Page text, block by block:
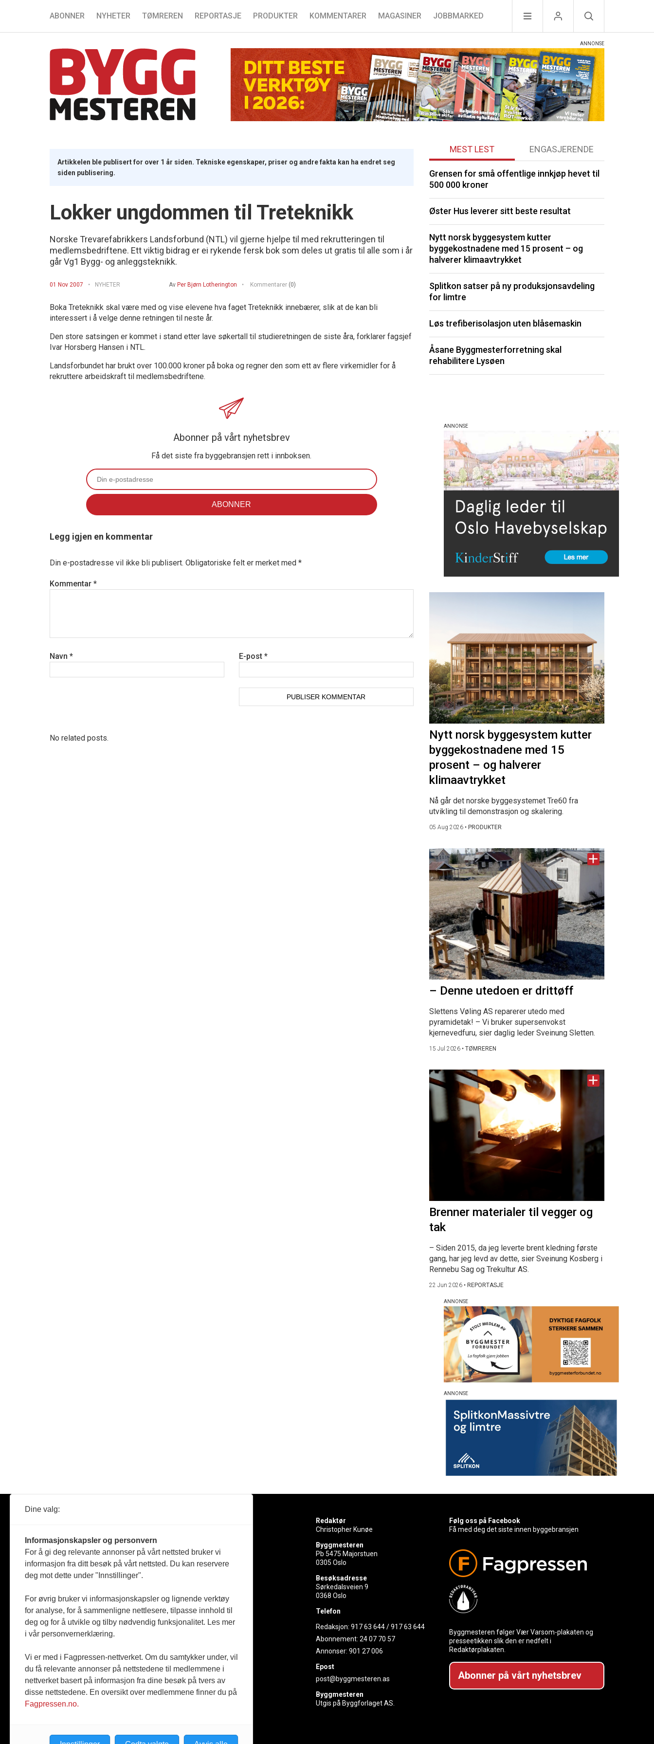
ABONNER NYHETER TØMREREN REPORTASJE PRODUKTER KOMMENTARER MAGASINER JOBBMARKED
Artikkelen ble publisert for over 1 år siden. Tekniske egenskaper, priser og andre fakta kan ha endret seg
siden publisering.
Lokker ungdommen til Treteknikk
Norske Trevarefabrikkers Landsforbund (NTL) vil gjerne hjelpe til med rekrutteringen til
medlemsbedriftene. Ett viktig bidrag er ei rykende fersk bok som deles ut gratis til alle som i år
går Vg1 Bygg- og anleggsteknikk.
01 Nov 2007 NYHETER Av Per Bjørn Lotherington Kommentarer (0)
Boka Treteknikk skal være med og vise elevene hva faget Treteknikk innebærer, slik at de kan bli
interessert i å velge denne retningen til neste år.
Den store satsingen er kommet i stand etter lave søkertall til studieretningen de siste åra, forklarer fagsjef
Ivar Horsberg Hansen i NTL.
Landsforbundet har brukt over 100.000 kroner på boka og regner den som ett av flere virkemidler for å
rekruttere arbeidskraft til medlemsbedriftene.
Abonner på vårt nyhetsbrev
Få det siste fra byggebransjen rett i innboksen.
Legg igjen en kommentar
Din e-postadresse vil ikke bli publisert. Obligatoriske felt er merket med *
Kommentar *
Navn * E-post *
No related posts.
MEST LEST ENGASJERENDE
Grensen for små offentlige innkjøp hevet til
500 000 kroner
Øster Hus leverer sitt beste resultat
Nytt norsk byggesystem kutter
byggekostnadene med 15 prosent – og
halverer klimaavtrykket
Splitkon satser på ny produksjonsavdeling
for limtre
Løs trefiberisolasjon uten blåsemaskin
Åsane Byggmesterforretning skal
rehabilitere Lysøen
Nytt norsk byggesystem kutter
byggekostnadene med 15
prosent – og halverer
klimaavtrykket
Nå går det norske byggesystemet Tre60 fra
utvikling til demonstrasjon og skalering.
05 Aug 2026 • PRODUKTER
– Denne utedoen er drittøff
Slettens Vøling AS reparerer utedo med
pyramidetak! – Vi bruker supersenvokst
kjernevedfuru, sier daglig leder Sveinung Sletten.
15 Jul 2026 • TØMREREN
Brenner materialer til vegger og
tak
– Siden 2015, da jeg leverte brent kledning første
gang, har jeg levd av dette, sier Sveinung Kosberg i
Rennebu Sag og Trekultur AS.
22 Jun 2026 • REPORTASJE
Reportasje
Produkter
Jobbmarked
Redaktør
Christopher Kunøe
Byggmesteren
Pb 5475 Majorstuen
0305 Oslo
Besøksadresse
Sørkedalsveien 9
0368 Oslo
Telefon
Redaksjon:917 63 644/917 63 644
Abonnement:24 07 70 57
Annonser:901 27 006
Epost
post@byggmesteren.as
Byggmesteren
Utgis på Byggforlaget AS.
Følg oss på Facebook
Få med deg det siste innen byggebransjen
Byggmesteren følger Vær Varsom-plakaten og
presseetikken slik den er nedfelt i
Redaktørplakaten.
Abonner på vårt nyhetsbrev
Dine valg:
Informasjonskapsler og personvern
For å gi deg relevante annonser på vårt nettsted bruker vi
informasjon fra ditt besøk på vårt nettsted. Du kan reservere
deg mot dette under "Innstillinger".
For øvrig bruker vi informasjonskapsler og lignende verktøy
for analyse, for å sammenligne nettlesere, tilpasse innhold til
deg og for å utvikle og tilby nødvendig funksjonalitet. Les mer
i vår personvernerklæring.
Vi er med i Fagpressen-nettverket. Om du samtykker under, vil
du få relevante annonser på nettstedene til medlemmene i
nettverket basert på informasjon fra dine besøk på tvers av
disse nettstedene. En oversikt over medlemmene finner du på
Fagpressen.no.